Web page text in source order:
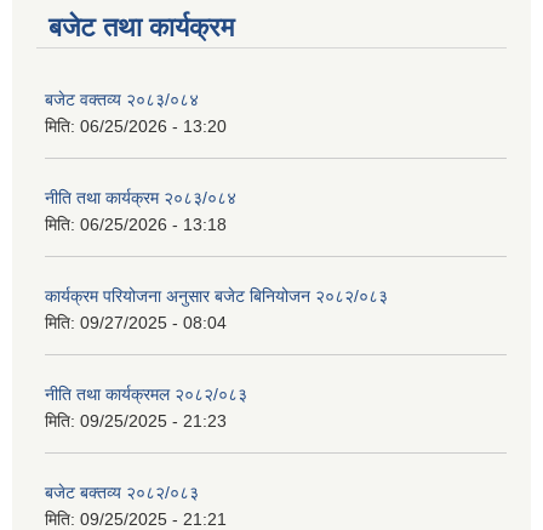
बजेट तथा कार्यक्रम
बजेट वक्तव्य २०८३/०८४
मिति: 06/25/2026 - 13:20
नीति तथा कार्यक्रम २०८३/०८४
मिति: 06/25/2026 - 13:18
कार्यक्रम परियोजना अनुसार बजेट बिनियोजन २०८२/०८३
मिति: 09/27/2025 - 08:04
नीति तथा कार्यक्रमल २०८२/०८३
मिति: 09/25/2025 - 21:23
बजेट बक्तव्य २०८२/०८३
मिति: 09/25/2025 - 21:21